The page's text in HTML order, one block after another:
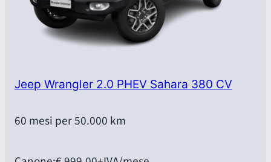
Jeep Wrangler 2.0 PHEV Sahara 380 CV
60 mesi per 50.000 km